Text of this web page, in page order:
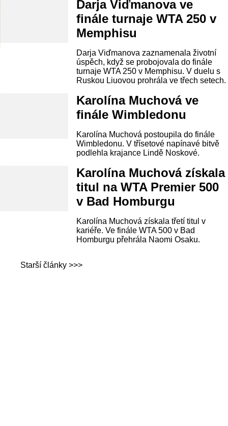
Darja Viďmanova ve
finále turnaje WTA 250 v
Memphisu
Darja Viďmanova zaznamenala životní
úspěch, když se probojovala do finále
turnaje WTA 250 v Memphisu. V duelu s
Ruskou Liuovou prohrála ve třech setech.
Karolína Muchová ve
finále Wimbledonu
Karolína Muchová postoupila do finále
Wimbledonu. V třísetové napínavé bitvě
podlehla krajance Lindě Noskové.
Karolína Muchová získala
titul na WTA Premier 500
v Bad Homburgu
Karolína Muchová získala třetí titul v
kariéře. Ve finále WTA 500 v Bad
Homburgu přehrála Naomi Osaku.
Starší články >>>